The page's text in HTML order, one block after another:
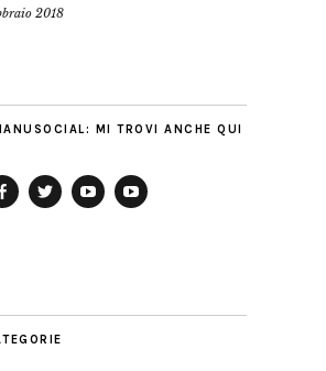
2018
MI TROVI ANCHE QUI